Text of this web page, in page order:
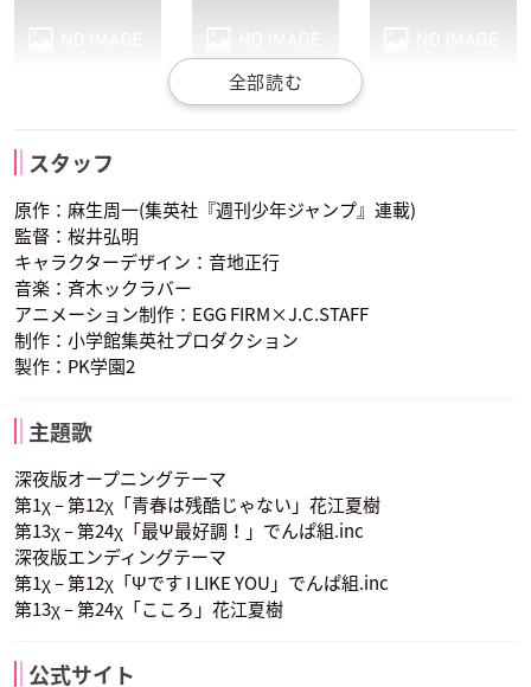
照橋信/六神通
愛河里花子
野島健児
斉木空助
松風雅也
才虎芽斗吏
声優：日野聡
夢原知予
照橋信/六神通
声優：前野智昭
蝶野雨緑
声優：森久保祥太郎
スタッフ
原作：麻生周一(集英社『週刊少年ジャンプ』連載)
監督：桜井弘明
キャラクターデザイン：音地正行
音楽：斉木ックラバー
アニメーション制作：EGG FIRM×J.C.STAFF
制作：小学館集英社プロダクション
製作：PK学園2
主題歌
深夜版オープニングテーマ
第1χ – 第12χ「青春は残酷じゃない」花江夏樹
第13χ – 第24χ「最Ψ最好調！」でんぱ組.inc
深夜版エンディングテーマ
第1χ – 第12χ「Ψです I LIKE YOU」でんぱ組.inc
第13χ – 第24χ「こころ」花江夏樹
公式サイト